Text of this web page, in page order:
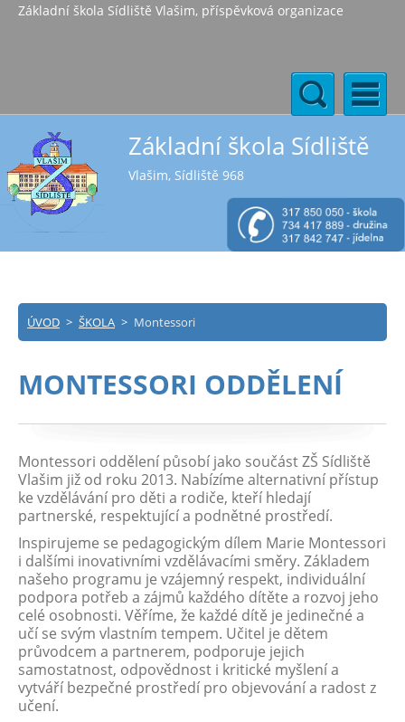
Základní škola Sídliště Vlašim, příspěvková organizace
Základní škola Sídliště
Vlašim, Sídliště 968
ÚVOD > ŠKOLA > Montessori
MONTESSORI ODDĚLENÍ
Montessori oddělení působí jako součást ZŠ Sídliště
Vlašim již od roku 2013. Nabízíme alternativní přístup
ke vzdělávání pro děti a rodiče, kteří hledají
partnerské, respektující a podnětné prostředí.
Inspirujeme se pedagogickým dílem Marie Montessori
i dalšími inovativními vzdělávacími směry. Základem
našeho programu je vzájemný respekt, individuální
podpora potřeb a zájmů každého dítěte a rozvoj jeho
celé osobnosti. Věříme, že každé dítě je jedinečné a
učí se svým vlastním tempem. Učitel je dětem
průvodcem a partnerem, podporuje jejich
samostatnost, odpovědnost i kritické myšlení a
vytváří bezpečné prostředí pro objevování a radost z
učení.